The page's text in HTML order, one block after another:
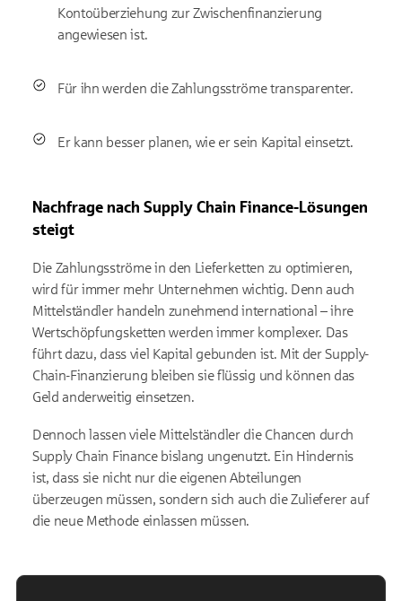
Kontoüberziehung zur Zwischenfinanzierung
angewiesen ist.
Für ihn werden die Zahlungsströme transparenter.
Er kann besser planen, wie er sein Kapital einsetzt.
Nachfrage nach Supply Chain Finance-Lösungen
steigt
Die Zahlungsströme in den Lieferketten zu optimieren,
wird für immer mehr Unternehmen wichtig. Denn auch
Mittelständler handeln zunehmend international – ihre
Wertschöpfungsketten werden immer komplexer. Das
führt dazu, dass viel Kapital gebunden ist. Mit der Supply-
Chain-Finanzierung bleiben sie flüssig und können das
Geld anderweitig einsetzen.
Dennoch lassen viele Mittelständler die Chancen durch
Supply Chain Finance bislang ungenutzt. Ein Hindernis
ist, dass sie nicht nur die eigenen Abteilungen
überzeugen müssen, sondern sich auch die Zulieferer auf
die neue Methode einlassen müssen.